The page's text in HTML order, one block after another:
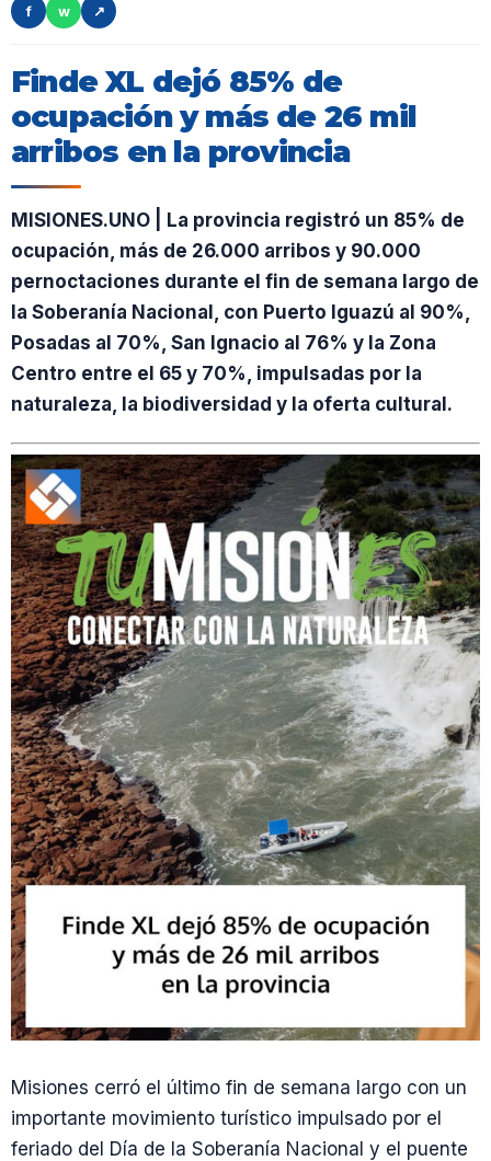
f
w ↗
Finde XL dejó 85% de
ocupación y más de 26 mil
arribos en la provincia
MISIONES.UNO | La provincia registró un 85% de
ocupación, más de 26.000 arribos y 90.000
pernoctaciones durante el fin de semana largo de
la Soberanía Nacional, con Puerto Iguazú al 90%,
Posadas al 70%, San Ignacio al 76% y la Zona
Centro entre el 65 y 70%, impulsadas por la
naturaleza, la biodiversidad y la oferta cultural.
Misiones cerró el último fin de semana largo con un
importante movimiento turístico impulsado por el
feriado del Día de la Soberanía Nacional y el puente